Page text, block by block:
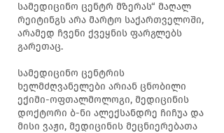
სამედიცინო ცენტრ მზერას“ მაღალ
რეიტინგს არა მარტო საქართველოში,
არამედ ჩვენი ქვეყნის ფარგლებს
გარეთაც.
სამედიცინო ცენტრის
ხელმძღვანელები არიან ცნობილი
ექიმი-ოფთალმოლოგი, მედიცინის
დოქტორი ბ-ნი ალექსანდრე ჩიჩუა და
მისი ვაჟი, მედიცინის მეცნიერებათა